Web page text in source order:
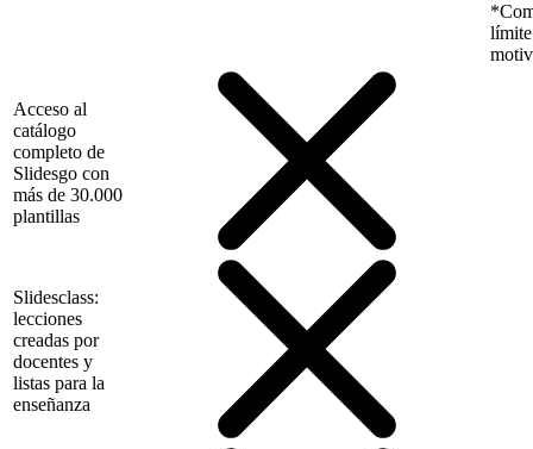
límite
Acceso al
catálogo
completo de
Slidesgo con
más de 30.000
plantillas
Slidesclass:
lecciones
creadas por
docentes y
listas para la
enseñanza